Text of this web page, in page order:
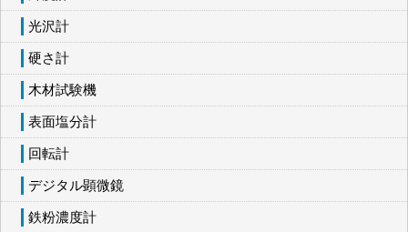
光沢計
硬さ計
木材試験機
表面塩分計
回転計
デジタル顕微鏡
鉄粉濃度計